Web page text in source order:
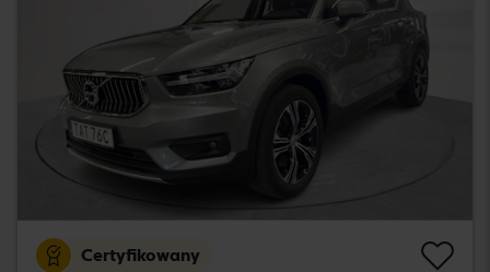
Certyfikowany